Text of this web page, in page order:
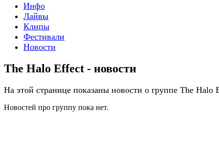
Инфо
Лайвы
Клипы
Фестивали
Новости
The Halo Effect - новости
На этой странице показаны новости о группе The Halo
Новостей про группу пока нет.